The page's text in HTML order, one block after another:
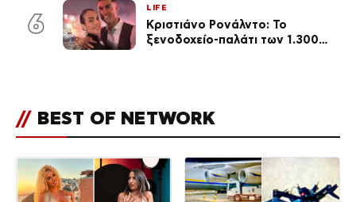
6
LIFE
Κριστιάνο Ρονάλντο: Το
ξενοδοχείο-παλάτι των 1.300
// BEST OF NETWORK